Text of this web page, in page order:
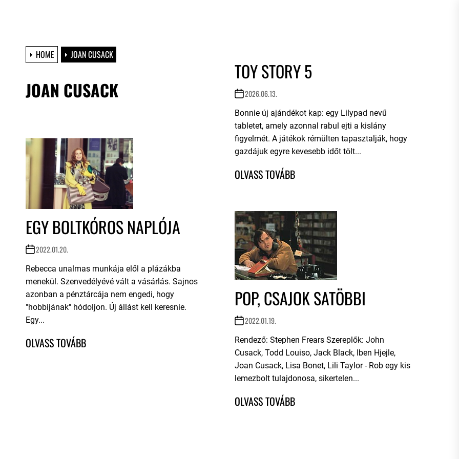
HOME JOAN CUSACK
JOAN CUSACK
TOY STORY 5
2026.06.13.
Bonnie új ajándékot kap: egy Lilypad nevű
tabletet, amely azonnal rabul ejti a kislány
figyelmét. A játékok rémülten tapasztalják, hogy
gazdájuk egyre kevesebb időt tölt...
EGY BOLTKÓROS NAPLÓJA
2022.01.20.
Rebecca unalmas munkája elől a plázákba
menekül. Szenvedélyévé vált a vásárlás. Sajnos
azonban a pénztárcája nem engedi, hogy
"hobbijának" hódoljon. Új állást kell keresnie.
Egy...
POP, CSAJOK SATÖBBI
2022.01.19.
Rendező: Stephen Frears Szereplők: John
Cusack, Todd Louiso, Jack Black, Iben Hjejle,
Joan Cusack, Lisa Bonet, Lili Taylor - Rob egy kis
lemezbolt tulajdonosa, sikertelen...